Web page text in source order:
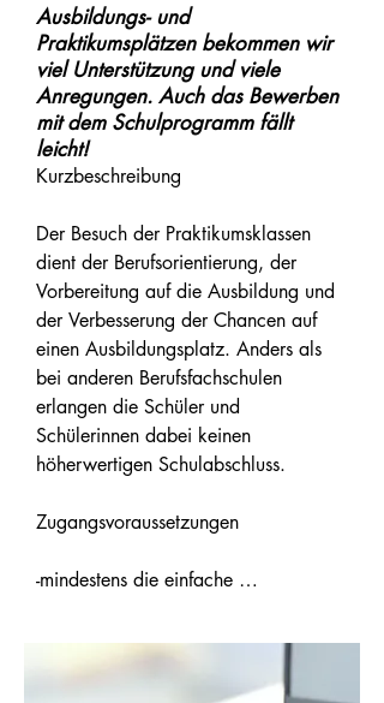
Sie formulieren
ein ausführliches
Bewerbungsschreiben.
Sie brauchen
an einem Bewerbungs- und
Beratungsgespräch bei der ZBB (Tel.:
361-19642, Mail:
zbb@schulverwaltung.bremen.de).
Abschluss
Sie können den Mittleren
Schullabschluss (MSA) erlangen.
1 Jahr
Praktikum als Prüfungszulassung
Ausbildungs- und
Praktikumsplätzen bekommen wir
viel Unterstützung und viele
Anregungen. Auch das Bewerben
mit dem Schulprogramm fällt
leicht!
Kurzbeschreibung
Der Besuch der Praktikumsklassen
dient der Berufsorientierung, der
Vorbereitung auf die Ausbildung und
der Verbesserung der Chancen auf
einen Ausbildungsplatz. Anders als
bei anderen Berufsfachschulen
erlangen die Schüler und
Schülerinnen dabei keinen
höherwertigen Schulabschluss.
Zugangsvoraussetzungen
-mindestens die einfache
-die bestehende Schulpflicht,
Teilnahme an einem Bewerbungs- und